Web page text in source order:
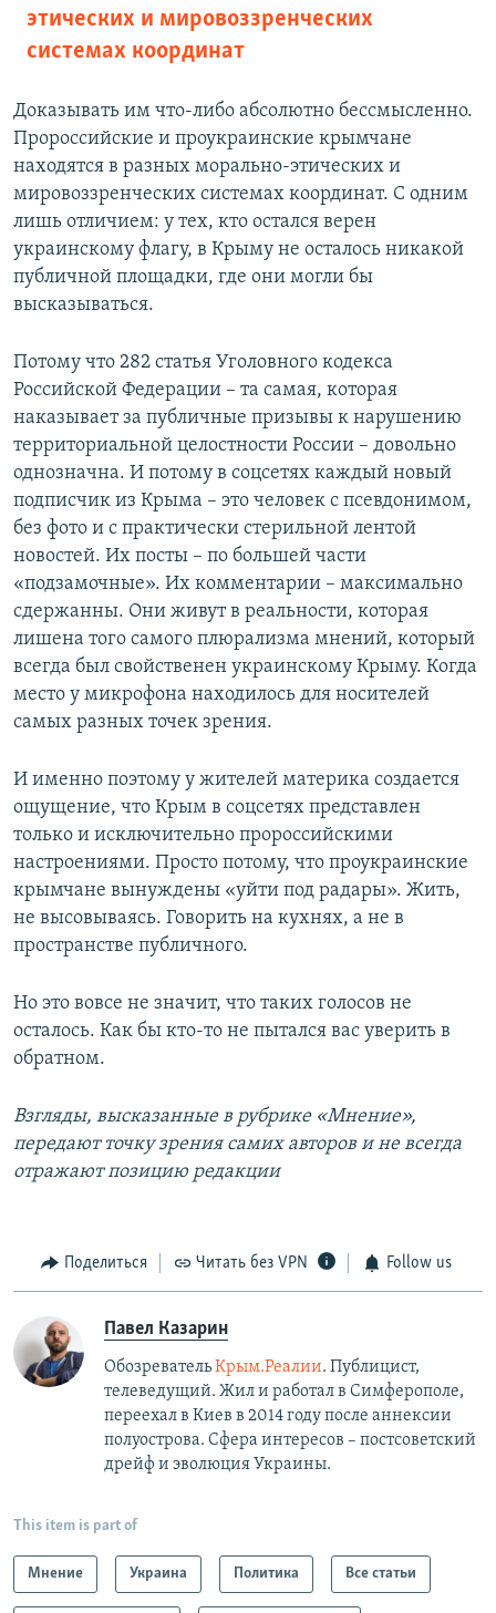
этических и мировоззренческих
системах координат
Доказывать им что-либо абсолютно бессмысленно.
Пророссийские и проукраинские крымчане
находятся в разных морально-этических и
мировоззренческих системах координат. С одним
лишь отличием: у тех, кто остался верен
украинскому флагу, в Крыму не осталось никакой
публичной площадки, где они могли бы
высказываться.
Потому что 282 статья Уголовного кодекса
Российской Федерации – та самая, которая
наказывает за публичные призывы к нарушению
территориальной целостности России – довольно
однозначна. И потому в соцсетях каждый новый
подписчик из Крыма – это человек с псевдонимом,
без фото и с практически стерильной лентой
новостей. Их посты – по большей части
«подзамочные». Их комментарии – максимально
сдержанны. Они живут в реальности, которая
лишена того самого плюрализма мнений, который
всегда был свойственен украинскому Крыму. Когда
место у микрофона находилось для носителей
самых разных точек зрения.
И именно поэтому у жителей материка создается
ощущение, что Крым в соцсетях представлен
только и исключительно пророссийскими
настроениями. Просто потому, что проукраинские
крымчане вынуждены «уйти под радары». Жить,
не высовываясь. Говорить на кухнях, а не в
пространстве публичного.
Но это вовсе не значит, что таких голосов не
осталось. Как бы кто-то не пытался вас уверить в
обратном.
Взгляды, высказанные в рубрике «Мнение»,
передают точку зрения самих авторов и не всегда
отражают позицию редакции
Поделиться Читать без VPN Follow us
Павел Казарин
ОбозревательКрым.Реалии. Публицист,
телеведущий. Жил и работал в Симферополе,
переехал в Киев в 2014 году после аннексии
полуострова. Сфера интересов – постсоветский
дрейф и эволюция Украины.
This item is part of
Мнение Украина Политика Все статьи